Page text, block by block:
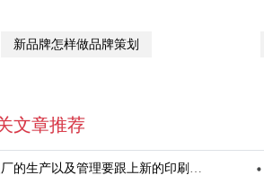
新品牌怎样做品牌策划
文章推荐
的生产以及管理要跟上新的印刷理念